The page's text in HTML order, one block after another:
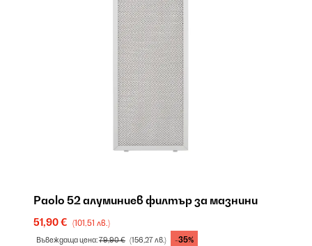
Paolo 52 алуминиев филтър за мазнини
51,90 € (101,51 лв.)
Въвеждаща цена:79,90 € (156,27 лв.) -35%